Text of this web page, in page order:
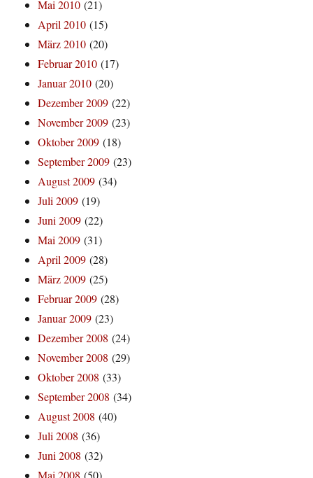
Mai 2010 (21)
April 2010 (15)
März 2010 (20)
Februar 2010 (17)
Januar 2010 (20)
Dezember 2009 (22)
November 2009 (23)
Oktober 2009 (18)
September 2009 (23)
August 2009 (34)
Juli 2009 (19)
Juni 2009 (22)
Mai 2009 (31)
April 2009 (28)
März 2009 (25)
Februar 2009 (28)
Januar 2009 (23)
Dezember 2008 (24)
November 2008 (29)
Oktober 2008 (33)
September 2008 (34)
August 2008 (40)
Juli 2008 (36)
Juni 2008 (32)